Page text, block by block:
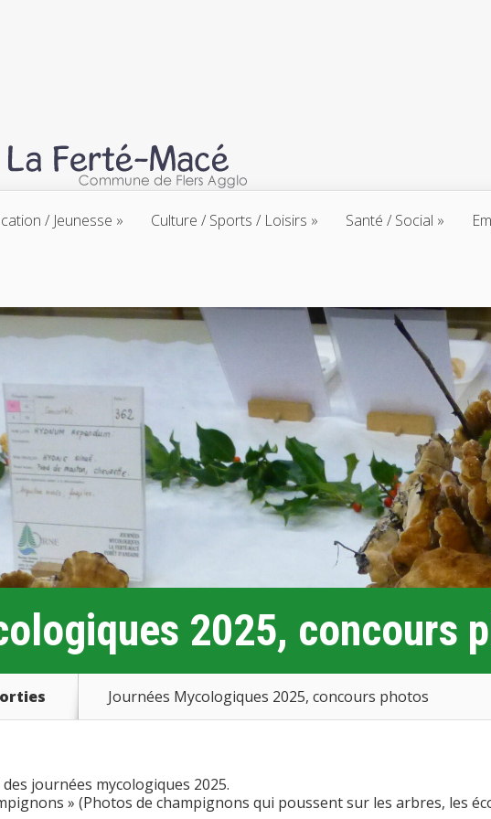
/ Jeunesse Culture / Sports / Loisirs Santé / Social
2025, concours
Journées Mycologiques 2025, concours photos
journées mycologiques 2025.
» (Photos de champignons qui poussent sur les arbres, les